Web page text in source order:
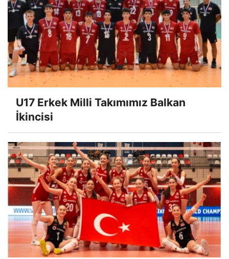
U17 Erkek Milli Takımımız Balkan
İkincisi